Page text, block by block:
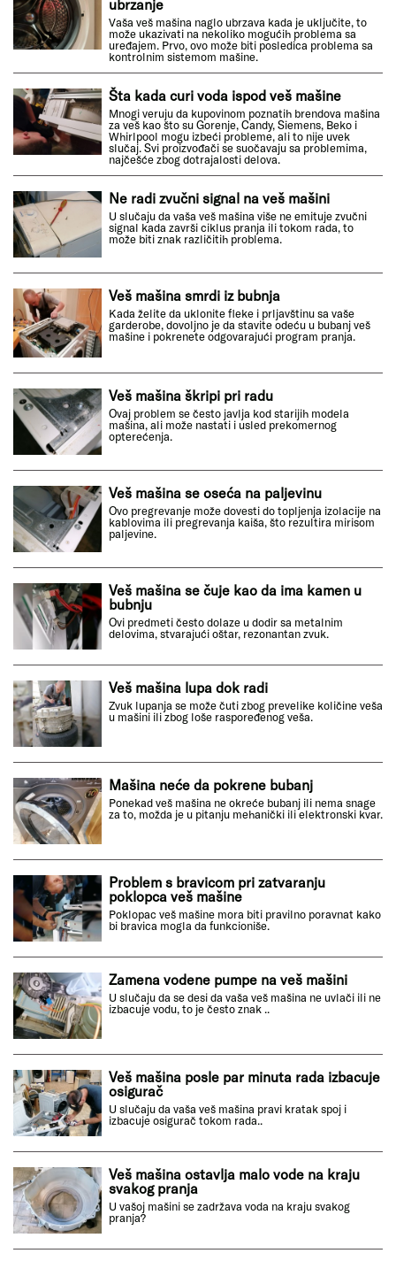
ubrzanje
Vaša veš mašina naglo ubrzava kada je uključite, to
može ukazivati na nekoliko mogućih problema sa
uređajem. Prvo, ovo može biti posledica problema sa
kontrolnim sistemom mašine.
Šta kada curi voda ispod veš mašine
Mnogi veruju da kupovinom poznatih brendova mašina
za veš kao što su Gorenje, Candy, Siemens, Beko i
Whirlpool mogu izbeći probleme, ali to nije uvek
slučaj. Svi proizvođači se suočavaju sa problemima,
najčešće zbog dotrajalosti delova.
Ne radi zvučni signal na veš mašini
U slučaju da vaša veš mašina više ne emituje zvučni
signal kada završi ciklus pranja ili tokom rada, to
može biti znak različitih problema.
Veš mašina smrdi iz bubnja
Kada želite da uklonite fleke i prljavštinu sa vaše
garderobe, dovoljno je da stavite odeću u bubanj veš
mašine i pokrenete odgovarajući program pranja.
Veš mašina škripi pri radu
Ovaj problem se često javlja kod starijih modela
mašina, ali može nastati i usled prekomernog
opterećenja.
Veš mašina se oseća na paljevinu
Ovo pregrevanje može dovesti do topljenja izolacije na
kablovima ili pregrevanja kaiša, što rezultira mirisom
paljevine.
Veš mašina se čuje kao da ima kamen u
bubnju
Ovi predmeti često dolaze u dodir sa metalnim
delovima, stvarajući oštar, rezonantan zvuk.
Veš mašina lupa dok radi
Zvuk lupanja se može čuti zbog prevelike količine veša
u mašini ili zbog loše raspoređenog veša.
Mašina neće da pokrene bubanj
Ponekad veš mašina ne okreće bubanj ili nema snage
za to, možda je u pitanju mehanički ili elektronski kvar.
Problem s bravicom pri zatvaranju
poklopca veš mašine
Poklopac veš mašine mora biti pravilno poravnat kako
bi bravica mogla da funkcioniše.
Zamena vodene pumpe na veš mašini
U slučaju da se desi da vaša veš mašina ne uvlači ili ne
izbacuje vodu, to je često znak ..
Veš mašina posle par minuta rada izbacuje
osigurač
U slučaju da vaša veš mašina pravi kratak spoj i
izbacuje osigurač tokom rada..
Veš mašina ostavlja malo vode na kraju
svakog pranja
U vašoj mašini se zadržava voda na kraju svakog
pranja?